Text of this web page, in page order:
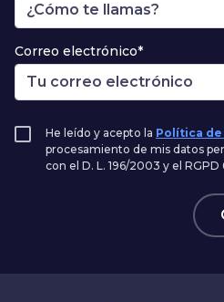
Correo electrónico*
He leído y acepto la Política de
procesamiento de mis datos
con el D. L. 196/2003 y el RGPD